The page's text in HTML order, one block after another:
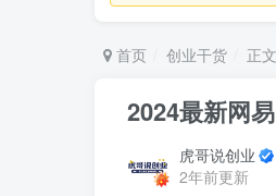
首页 创业干货 正文
2024最新网
虎哥说创业
2年前更新